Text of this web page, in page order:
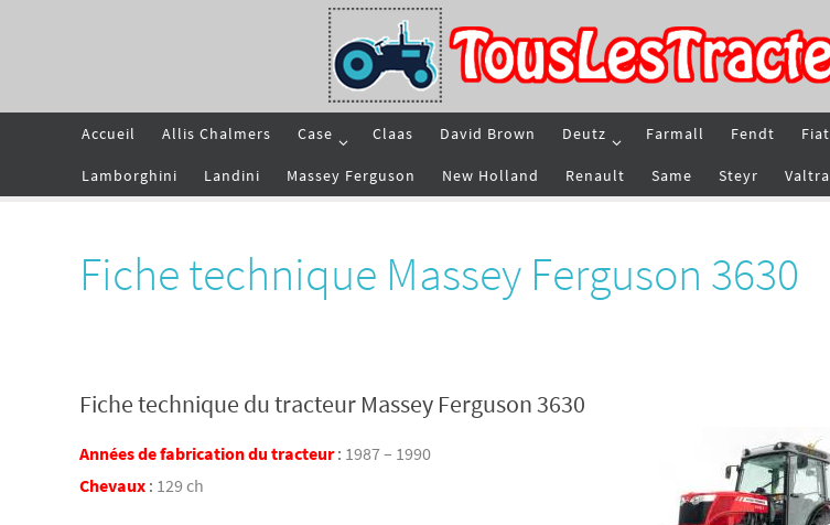
Accueil Allis Chalmers Case Claas David Brown Deutz Farmall Fendt Fiat
Lamborghini Landini Massey Ferguson New Holland Renault Same Steyr Valtra
Fiche technique Massey Ferguson 3630
Fiche technique du tracteur Massey Ferguson 3630
Années de fabrication du tracteur: 1987 – 1990
Chevaux : 129 ch